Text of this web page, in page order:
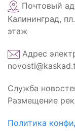
Почтовый
Калининград,
этаж
Адрес
Служба
Размещение
Политика